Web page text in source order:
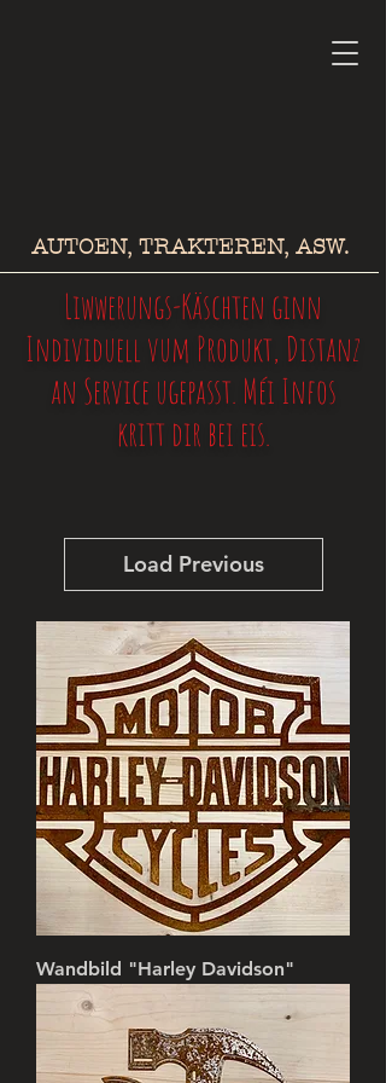
AUTOEN, TRAKTEREN, ASW.
Liwwerungs-Käschten ginn
Individuell vum Produkt, Distanz
an Service ugepasst. Méi Infos
kritt dir bei eis.
Load Previous
Wandbild "Harley Davidson"